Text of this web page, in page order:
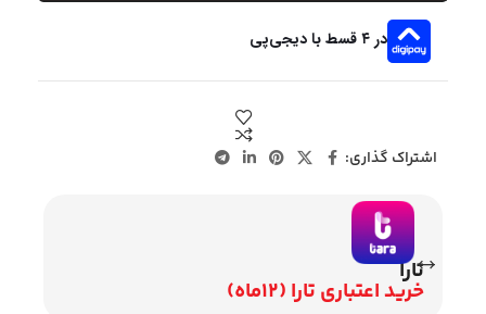
در ۴ قسط با دیجی‌پی
اشتراک گذاری:
ویژه بازنشستگان
اقساط 12 ماهه بازنشستگان